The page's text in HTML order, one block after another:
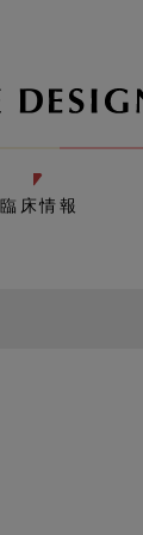
臨床情報